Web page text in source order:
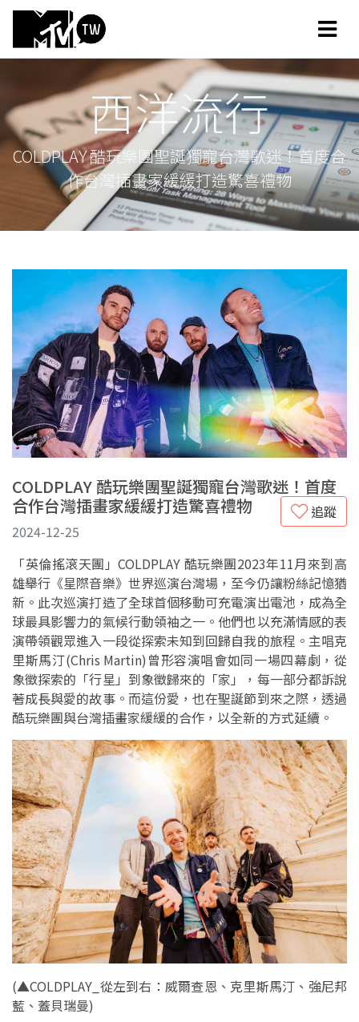
西洋流行
COLDPLAY 酷玩樂團聖誕獨寵台灣歌迷！首度合
作台灣插畫家緩緩打造驚喜禮物
COLDPLAY 酷玩樂團聖誕獨寵台灣歌迷！首度
合作台灣插畫家緩緩打造驚喜禮物
追蹤
2024-12-25
「英倫搖滾天團」COLDPLAY 酷玩樂團2023年11月來到高
雄舉行《星際音樂》世界巡演台灣場，至今仍讓粉絲記憶猶
新。此次巡演打造了全球首個移動可充電演出電池，成為全
球最具影響力的氣候行動領袖之一。他們也以充滿情感的表
演帶領觀眾進入一段從探索未知到回歸自我的旅程。主唱克
里斯馬汀(Chris Martin)曾形容演唱會如同一場四幕劇，從
象徵探索的「行星」到象徵歸來的「家」，每一部分都訴說
著成長與愛的故事。而這份愛，也在聖誕節到來之際，透過
酷玩樂團與台灣插畫家緩緩的合作，以全新的方式延續。
(▲COLDPLAY_從左到右：威爾查恩、克里斯馬汀、強尼邦
藍、蓋貝瑞曼)